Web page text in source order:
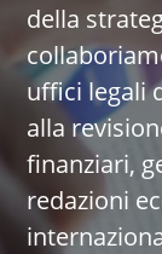
della
uffici legali
alla
finanziari,
redazioni